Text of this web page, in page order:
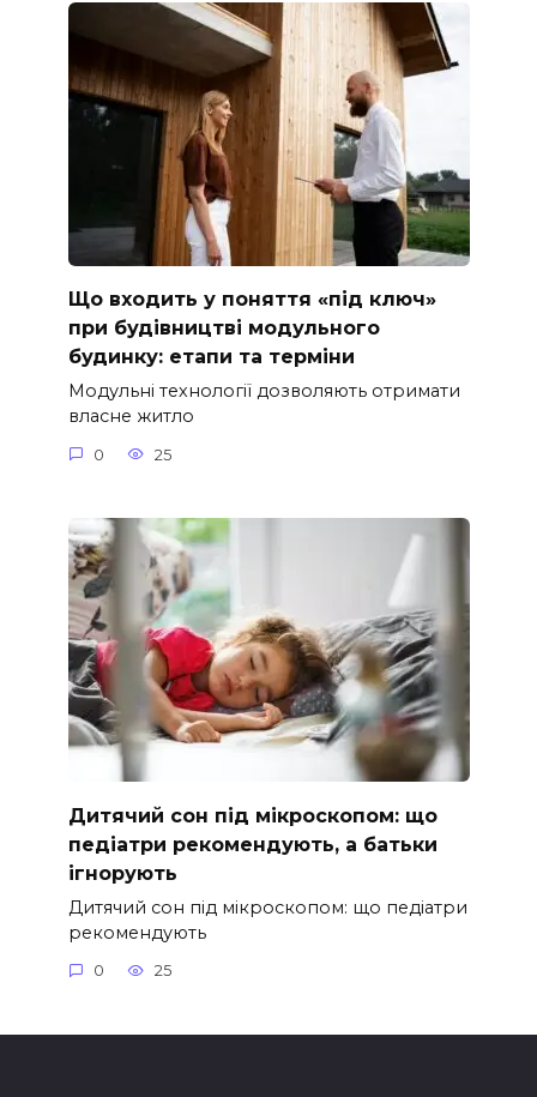
Що входить у поняття «під ключ»
при будівництві модульного
будинку: етапи та терміни
Модульні технології дозволяють отримати
власне житло
0 25
Дитячий сон під мікроскопом: що
педіатри рекомендують, а батьки
ігнорують
Дитячий сон під мікроскопом: що педіатри
рекомендують
0 25